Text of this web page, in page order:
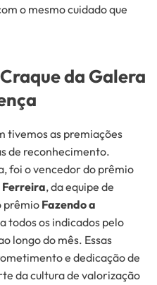
o mesmo cuidado que
da Galera
tivemos as premiações
de reconhecimento.
foi o vencedor do prêmio
Ferreira, da equipe de
prêmio Fazendo a
todos os indicados pelo
longo do mês. Essas
e dedicação de
da cultura de valorização